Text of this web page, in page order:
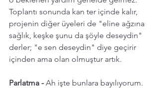
Toplantı sonunda kan ter içinde kalır,
projenin diğer üyeleri de "eline ağzına
sağlık, keşke şunu da şöyle deseydin"
derler; "e sen deseydin" diye geçirir
içinden ama olan olmuştur artık.
Parlatma - Ah işte bunlara bayılıyorum.